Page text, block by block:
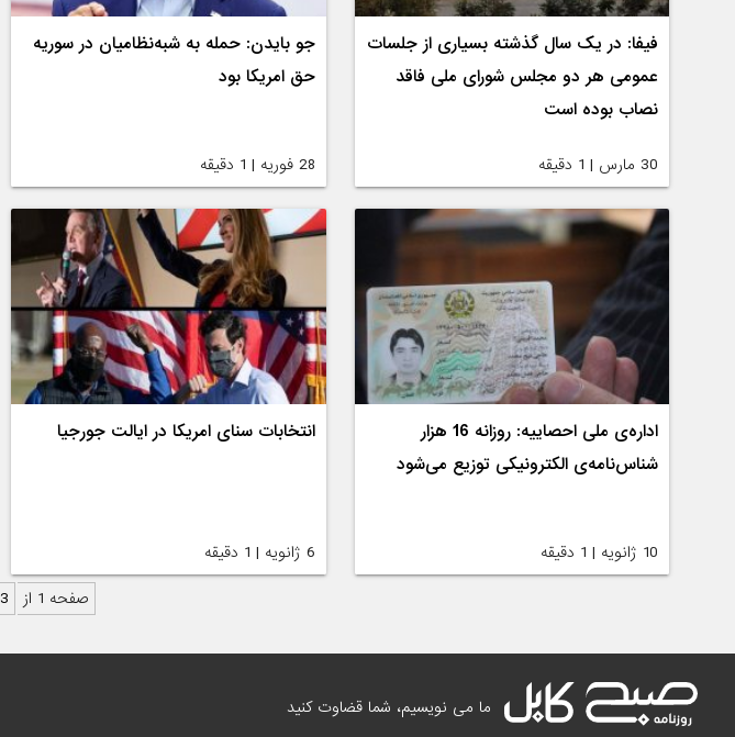
فیفا: در یک سال گذشته بسیاری از جلسات
عمومی هر دو مجلس شورای ملی فاقد
نصاب بوده است
30 مارس | 1 دقیقه
جو بایدن: حمله به شبه‌نظامیان در سوریه
حق امریکا بود
28 فوریه | 1 دقیقه
اداره‌ی ملی احصاییه: روزانه 16 هزار
شناس‌نامه‌ی الکترونیکی توزیع می‌شود
10 ژانویه | 1 دقیقه
انتخابات سنای امریکا در ایالت جورجیا
6 ژانویه | 1 دقیقه
صفحه 1 از 3
3
ما می نویسیم، شما قضاوت کنید